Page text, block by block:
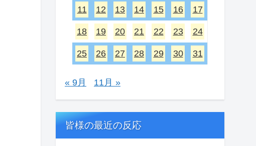
11 12 13 14 15 16 17
18 19 20 21 22 23 24
25 26 27 28 29 30 31
« 9月 11月 »
皆様の最近の反応